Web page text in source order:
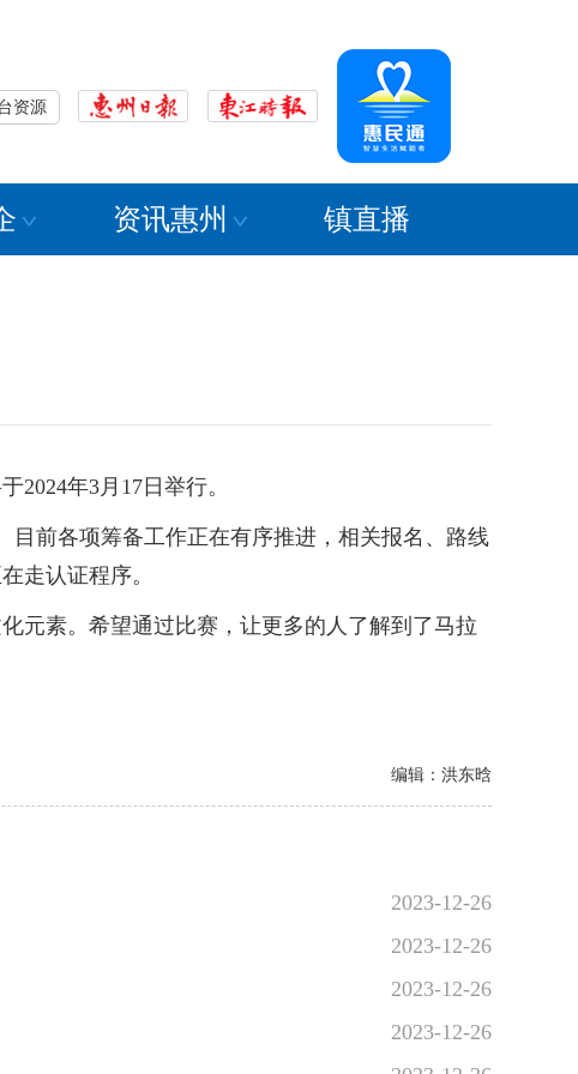
资源
资讯惠州 镇直播
年3月17日举行。
前各项筹备工作正在有序推进，相关报名、路线
走认证程序。
素。希望通过比赛，让更多的人了解到了马拉
编辑：洪东晗
2023-12-26
2023-12-26
2023-12-26
2023-12-26